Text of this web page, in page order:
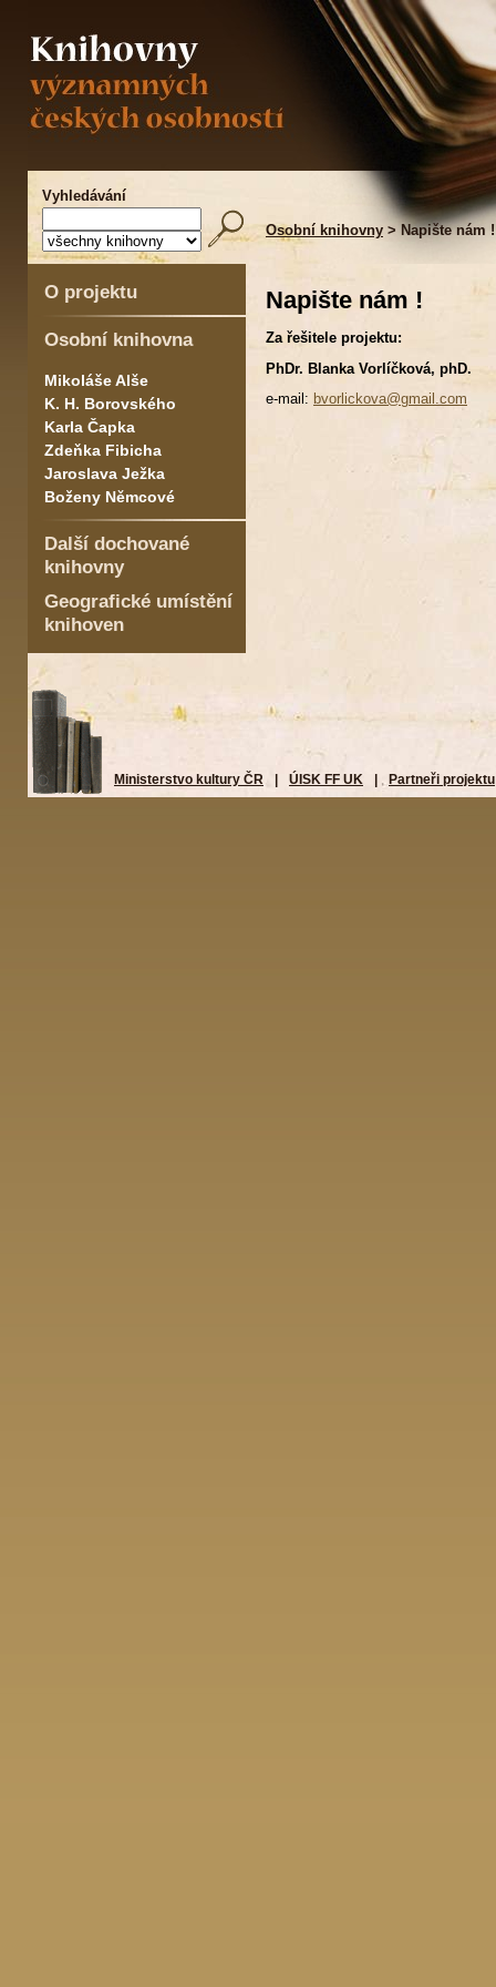
Vyhledávání
Osobní knihovny > Napište nám !
O projektu
Osobní knihovna
Mikoláše Alše
K. H. Borovského
Karla Čapka
Zdeňka Fibicha
Jaroslava Ježka
Boženy Němcové
Další dochované
knihovny
Geografické umístění
knihoven
Napište nám !
Za řešitele projektu:
PhDr. Blanka Vorlíčková, phD.
e-mail: bvorlickova@gmail.com
Ministerstvo kultury ČR ÚISK FF UK Partneři projektu